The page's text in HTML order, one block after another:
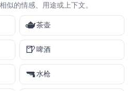
的情感、用途或上下文。
🫖茶壶
🍺啤酒
🔫水枪